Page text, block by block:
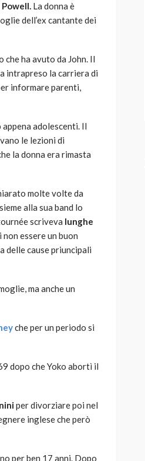
La donna è
dell’ex cantante dei
ha avuto da John. Il
intrapreso la carriera di
informare parenti,
adolescenti. Il
le lezioni di
la donna era rimasta
molte volte da
alla sua band lo
scriveva lunghe
essere un buon
delle cause priuncipali
ma anche un
che per un periodo si
dopo che Yoko abortì il
per divorziare poi nel
inglese che però
per ben 17 anni. Dopo
SPORT
Final 8 di Coppa
per
la stessa causa